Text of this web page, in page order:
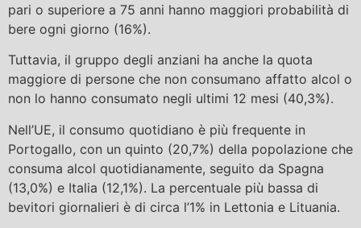
pari o superiore a 75 anni hanno maggiori probabilità di
bere ogni giorno (16%).
Tuttavia, il gruppo degli anziani ha anche la quota
maggiore di persone che non consumano affatto alcol o
non lo hanno consumato negli ultimi 12 mesi (40,3%).
Nell’UE, il consumo quotidiano è più frequente in
Portogallo, con un quinto (20,7%) della popolazione che
consuma alcol quotidianamente, seguito da Spagna
(13,0%) e Italia (12,1%). La percentuale più bassa di
bevitori giornalieri è di circa l’1% in Lettonia e Lituania.